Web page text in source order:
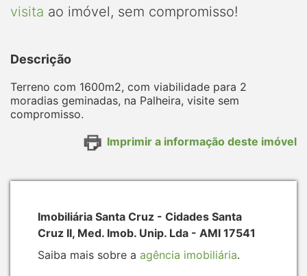
visita ao imóvel, sem compromisso!
Descrição
Terreno com 1600m2, com viabilidade para 2
moradias geminadas, na Palheira, visite sem
compromisso.
Imprimir a informação deste imóvel
Imobiliária Santa Cruz - Cidades Santa
Cruz II, Med. Imob. Unip. Lda - AMI 17541
Saiba mais sobre a agência imobiliária.